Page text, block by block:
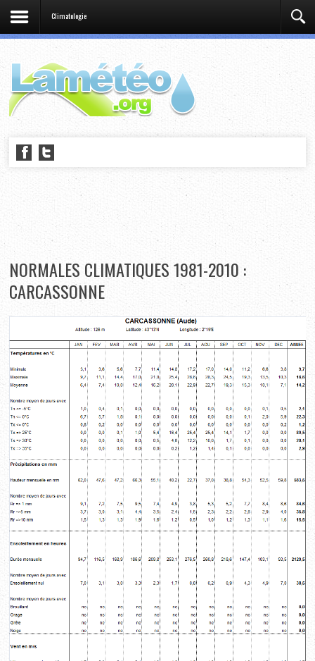
Climatologie
NORMALES CLIMATIQUES 1981-2010 :
CARCASSONNE